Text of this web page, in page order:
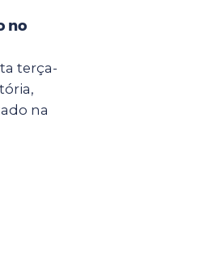
no
terça-
na